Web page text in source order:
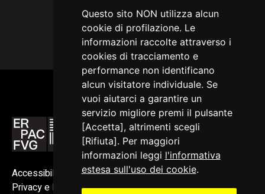
Questo sito NON utilizza alcun
cookie di profilazione. Le
informazioni raccolte attraverso i
cookies di tracciamento e
performance non identificano
alcun visitatore individuale. Se
vuoi aiutarci a garantire un
servizio migliore premi il pulsante
[Accetta], altrimenti scegli
[Rifiuta]. Per maggiori
informazioni leggi l'informativa
estesa sull'uso dei cookie.
Accessibilità
Privacy e Note legali